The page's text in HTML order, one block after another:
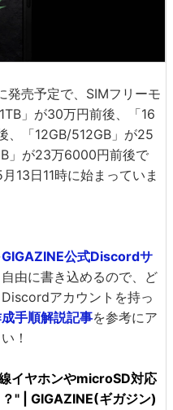
発売予定で、SIMフリーモ
」が30万円前後、「16
、「12GB/512GB」が25
」が23万6000円前後で
13日11時に始まっていま
GIGAZINE公式Discordサ
由に書き込めるので、ど
アカウントを持っ
手順解説記事を参考にア
！
イヤホンやmicroSD対応
" | GIGAZINE(ギガジン)